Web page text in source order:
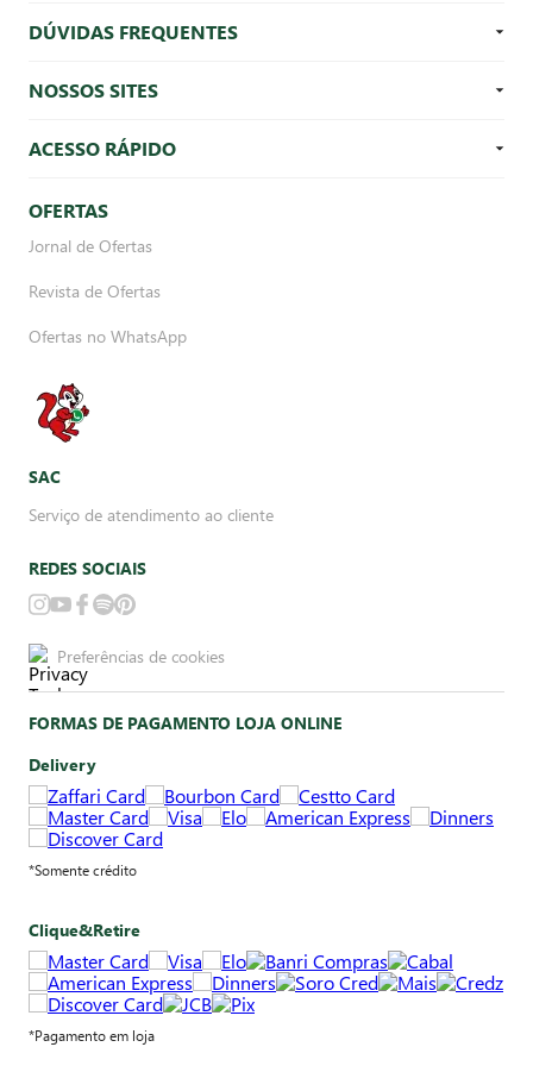
DÚVIDAS FREQUENTES
NOSSOS SITES
ACESSO RÁPIDO
OFERTAS
Jornal de Ofertas
Revista de Ofertas
Ofertas no WhatsApp
SAC
Serviço de atendimento ao cliente
REDES SOCIAIS
Preferências de cookies
FORMAS DE PAGAMENTO LOJA ONLINE
Delivery
*Somente crédito
Clique&Retire
*Pagamento em loja